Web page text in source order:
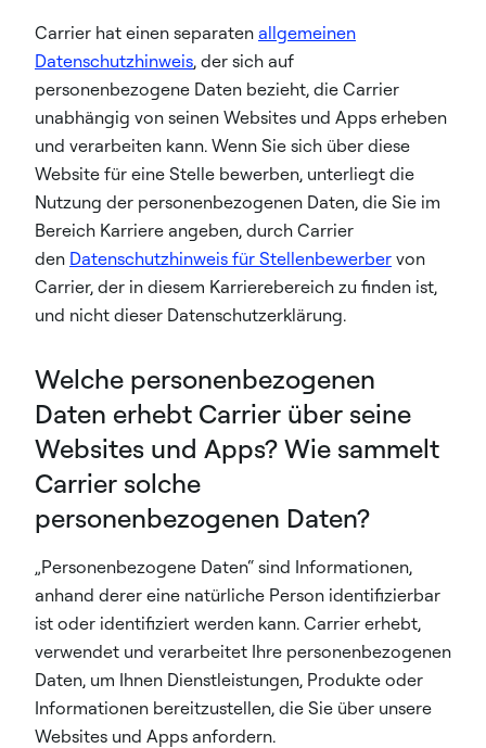
Carrier hat einen separaten allgemeinen
Datenschutzhinweis, der sich auf
personenbezogene Daten bezieht, die Carrier
unabhängig von seinen Websites und Apps erheben
und verarbeiten kann. Wenn Sie sich über diese
Website für eine Stelle bewerben, unterliegt die
Nutzung der personenbezogenen Daten, die Sie im
Bereich Karriere angeben, durch Carrier
den Datenschutzhinweis für Stellenbewerber von
Carrier, der in diesem Karrierebereich zu finden ist,
und nicht dieser Datenschutzerklärung.
Welche personenbezogenen
Daten erhebt Carrier über seine
Websites und Apps? Wie sammelt
Carrier solche
personenbezogenen Daten?
„Personenbezogene Daten“ sind Informationen,
anhand derer eine natürliche Person identifizierbar
ist oder identifiziert werden kann. Carrier erhebt,
verwendet und verarbeitet Ihre personenbezogenen
Daten, um Ihnen Dienstleistungen, Produkte oder
Informationen bereitzustellen, die Sie über unsere
Websites und Apps anfordern.